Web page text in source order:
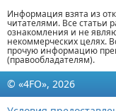
Информация взята из
читателями. Все статьи
ознакомления и не
некоммерческих целях.
прочую информацию
(правообладателям).
© «4FO», 2026